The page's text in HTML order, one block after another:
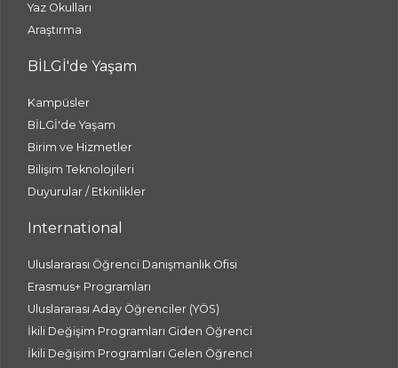
Yaz Okulları
Araştırma
BİLGİ'de Yaşam
Kampüsler
BİLGİ'de Yaşam
Birim ve Hizmetler
Bilişim Teknolojileri
Duyurular / Etkinlikler
International
Uluslararası Öğrenci Danışmanlık Ofisi
Erasmus+ Programları
Uluslararası Aday Öğrenciler (YÖS)
İkili Değişim Programları Giden Öğrenci
İkili Değişim Programları Gelen Öğrenci